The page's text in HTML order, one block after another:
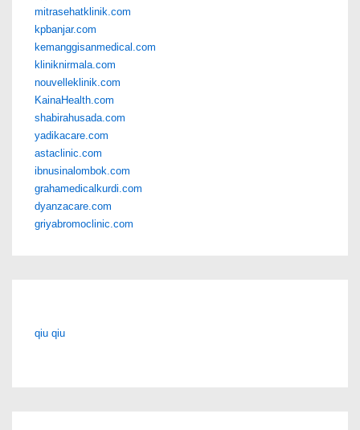
mitrasehatklinik.com
kpbanjar.com
kemanggisanmedical.com
kliniknirmala.com
nouvelleklinik.com
KainaHealth.com
shabirahusada.com
yadikacare.com
astaclinic.com
ibnusinalombok.com
grahamedicalkurdi.com
dyanzacare.com
griyabromoclinic.com
qiu qiu